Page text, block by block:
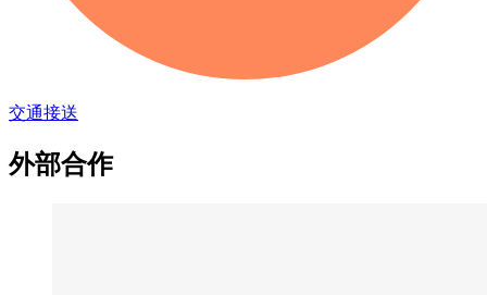
交通接送
外部合作